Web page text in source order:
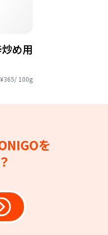
め用
¥365/ 100g
を